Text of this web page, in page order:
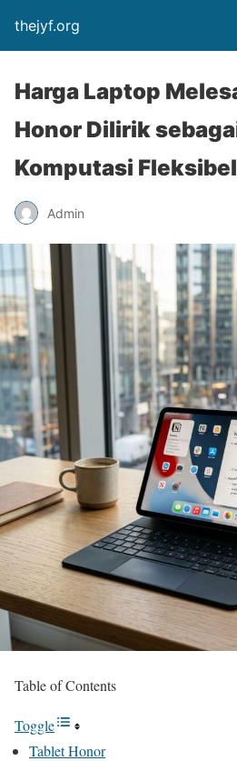
thejyf.org
Harga Laptop
Honor Dilirik
Komputasi Fleksibel
Admin
Table of Contents
Toggle
Tablet Honor